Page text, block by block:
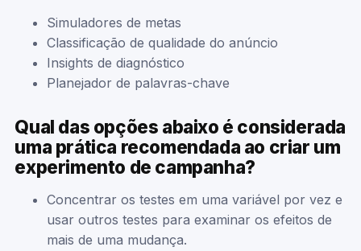
Simuladores de metas
Classificação de qualidade do anúncio
Insights de diagnóstico
Planejador de palavras-chave
Qual das opções abaixo é considerada
uma prática recomendada ao criar um
experimento de campanha?
Concentrar os testes em uma variável por vez e
usar outros testes para examinar os efeitos de
mais de uma mudança.